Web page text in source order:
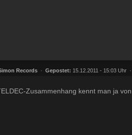
Records · Gepostet: 15.12.2011 - 15:03 Uhr ·
Zusammenhang kennt man ja von